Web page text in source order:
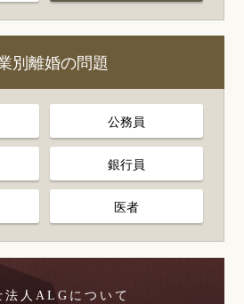
別離婚の問題
公務員
銀行員
医者
法人ALGについて